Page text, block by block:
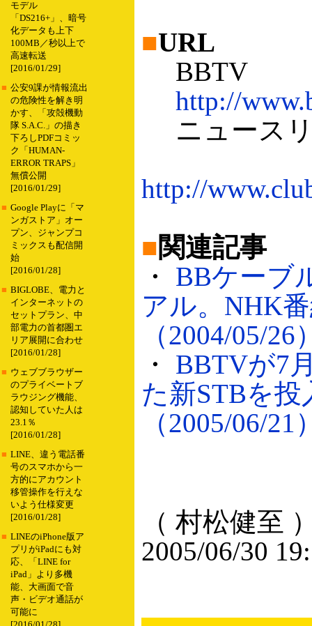
モデル
「DS216+」、暗号
化データも上下
100MB／秒以上で
高速転送
[2016/01/29]
■ 公安9課が情報流出
の危険性を解き明
かす、「攻殻機動
隊 S.A.C.」の描き
下ろしPDFコミッ
ク「HUMAN-
ERROR TRAPS」
無償公開
[2016/01/29]
■ Google Playに「マ
ンガストア」オー
プン、ジャンプコ
ミックスも配信開
始
[2016/01/28]
■ BIGLOBE、電力と
インターネットの
セットプラン、中
部電力の首都圏エ
リア展開に合わせ
[2016/01/28]
■ ウェブブラウザー
のプライベートブ
ラウジング機能、
認知していた人は
23.1％
[2016/01/28]
■ LINE、違う電話番
号のスマホから一
方的にアカウント
移管操作を行えな
いよう仕様変更
[2016/01/28]
■ LINEのiPhone版ア
プリがiPadにも対
応、「LINE for
iPad」より多機
能、大画面で音
声・ビデオ通話が
可能に
■URL
BBTV
http://
ニュース
http://
■関連記事
・ BBケーブ
アル。NHK
（2004/05/26
・ BBTVが7
た新STBを
（2005/06/21
（ 村松健至
2005/06/30